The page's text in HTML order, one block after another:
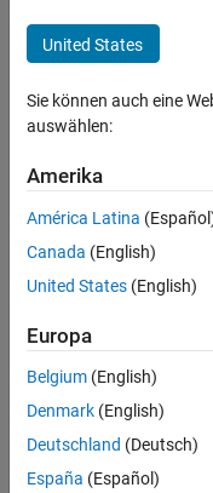
Ausgewählte
speichern
Es
nicht
alle
Stellen
übersetzt.
Sie
nach
einem
Standort,
um
United States
Sie können auch eine
auswählen:
Amerika
América Latina
Canada (English)
United States (English)
Europa
Belgium (English)
Denmark (English)
Deutschland (Deutsch)
España (Español)